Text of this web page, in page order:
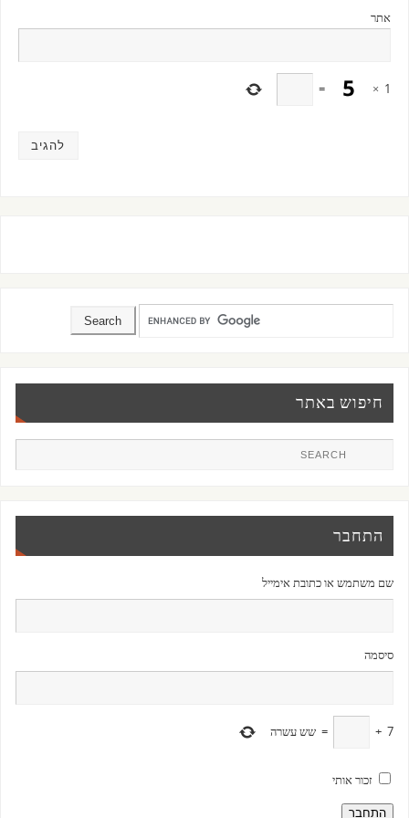
אתר
1
×
=
חיפוש באתר
התחבר
שם משתמש או כתובת אימייל
סיסמה
7
+
= שש עשרה
זכור אותי
התחבר